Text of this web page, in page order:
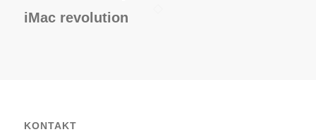
iMac revolution
KONTAKT